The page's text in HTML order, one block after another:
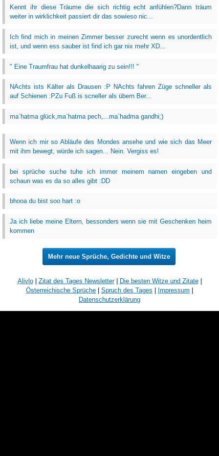
Kennt ihr diese Träume die sich richtig echt anfühlen?Dann träum
weiter in wirklichkeit passiert dir das sowieso nic...
Ich find mich in meinen Zimmer besser zurecht wenn es unordentlich
ist, und wenn ess sauber ist find ich gar nix mehr XD...
" Eine Traumfrau hat dunkelhaarig zu sein!!! "
NAchts ists Kälter als Drausen :P NAchts fahren Züge schneller als
auf Schienen :PZu Fuß is scneller als übern Ber...
ma`hatma glück,ma`hatma pech,...ma`hadma gandhi;)
Wenn ich mir so Abläufe des Mondes ansehe und wie sich das Meer
mit ihm bewegt, würde ich sagen... Nein. Vergiss es!
bei sprüche suche tuhe ich immer meinem namen eingeben und
schaun was es da so alles gibt :DD
bhooa du bist soo hart :o
Ja ich liebe meine Eltern, bessonders wenn sie mit Geschenken heim
kommen
Mehr neue Sprüche, Gedichte und Witze
Alivlo| Zitat des Tages Newsletter| Die besten Witze und Zitate|
Österreichische Sprüche | Spruch des Tages | Impressum |
Datenschutzerklärung